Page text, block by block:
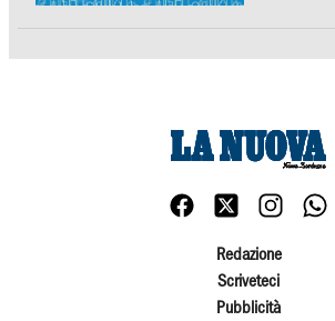
Redazione
Scriveteci
Pubblicità